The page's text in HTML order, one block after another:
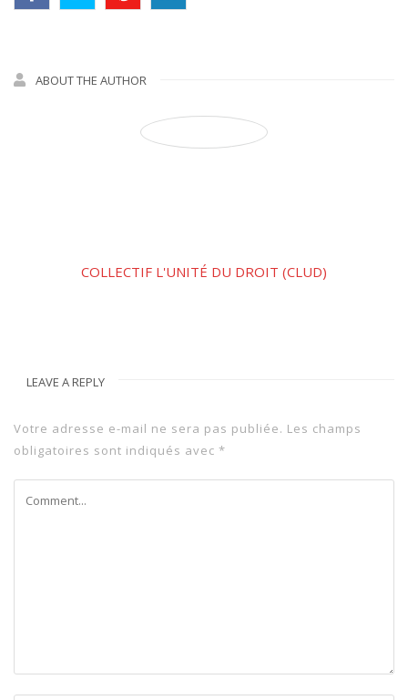
ABOUT THE AUTHOR
COLLECTIF L'UNITÉ DU DROIT (CLUD)
LEAVE A REPLY
Votre adresse e-mail ne sera pas publiée. Les champs
obligatoires sont indiqués avec *